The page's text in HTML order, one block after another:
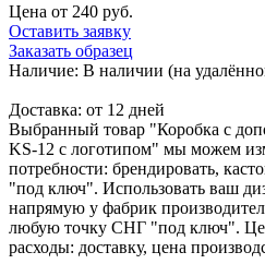
Цена от 240 руб.
Оставить заявку
Заказать образец
Наличие: В наличии (на
Доставка: от 12 дней
Выбранный товар "Коробка с
KS-12 с логотипом" мы можем
потребности: брендировать,
"под ключ". Использовать ваш
напрямую у фабрик
любую точку СНГ "под ключ".
расходы: доставку, цена